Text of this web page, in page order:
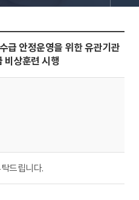
기
급 안정운영을 위한 유관기관
비상훈련 시행
드립니다.